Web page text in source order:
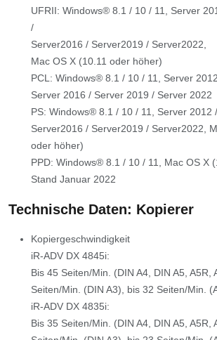
UFRII: Windows® 8.1 / 10 / 11, Server
/
Server2016 / Server2019 / Server2022,
Mac OS X (10.11 oder höher)
PCL: Windows® 8.1 / 10 / 11, Server
Server 2016 / Server 2019 / Server 2022
PS: Windows® 8.1 / 10 / 11, Server 2012
Server2016 / Server2019 / Server2022,
oder höher)
PPD: Windows® 8.1 / 10 / 11, Mac OS X
Stand Januar 2022
Technische Daten: Kopierer
Kopiergeschwindigkeit
iR-ADV DX 4845i:
Bis 45 Seiten/Min. (DIN A4, DIN A5, A5R,
Seiten/Min. (DIN A3), bis 32 Seiten/Min.
iR-ADV DX 4835i:
Bis 35 Seiten/Min. (DIN A4, DIN A5, A5R,